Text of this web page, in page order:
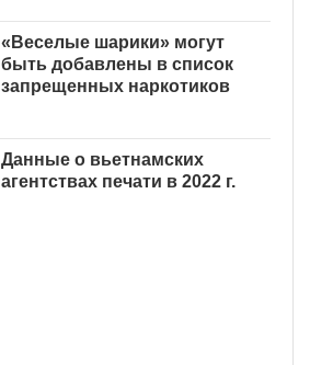
«Веселые шарики» могут
быть добавлены в список
запрещенных наркотиков
Данные о вьетнамских
агентствах печати в 2022 г.